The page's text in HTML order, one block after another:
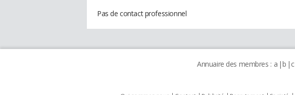
Pas de contact professionnel
Annuaire des membres : a b c